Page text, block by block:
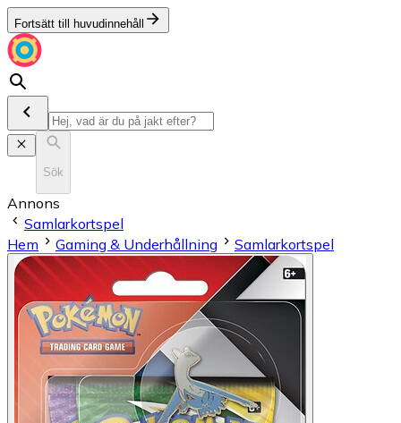
Fortsätt till huvudinnehåll
Sök
Annons
Samlarkortspel
Hem
Gaming & Underhållning Samlarkortspel